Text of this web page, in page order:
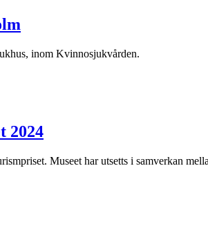
inom Kvinnosjukvården.
2024
Museet har utsetts i samverkan